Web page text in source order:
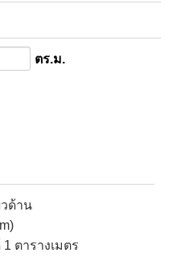
ตร.ม.
วด้าน
ตารางเมตร